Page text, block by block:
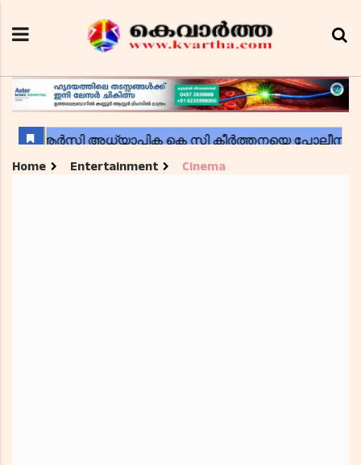
Home Entertainment Cinema